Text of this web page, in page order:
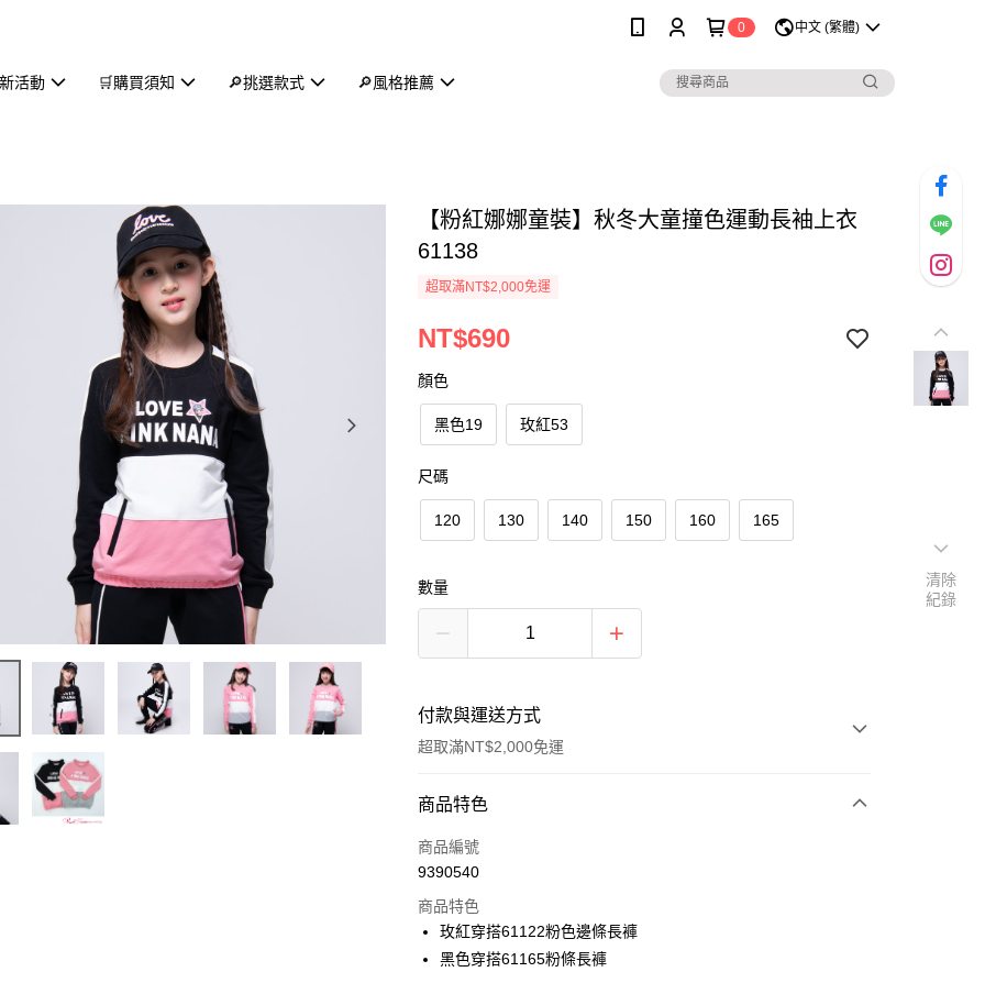
0 中文 (繁體)
活動 🛒購買須知 🔎挑選款式 🔎風格推薦
【粉紅娜娜童裝】秋冬大童撞色運動長袖上衣
61138
超取滿NT$2,000免運
NT$690
顏色
黑色19 玫紅53
尺碼
120 130 140 150 160 165
數量
付款與運送方式
超取滿NT$2,000免運
付款方式
信用卡一次付款
LINE Pay
Apple Pay
商品特色
商品編號
9390540
商品特色
玫紅穿搭61122粉色邊條長褲
黑色穿搭61165粉條長褲
清除
紀錄